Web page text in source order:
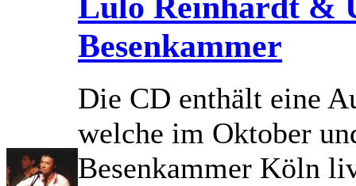
Besenkammer
Die CD enthält eine
welche im Oktober
Besenkammer Köln